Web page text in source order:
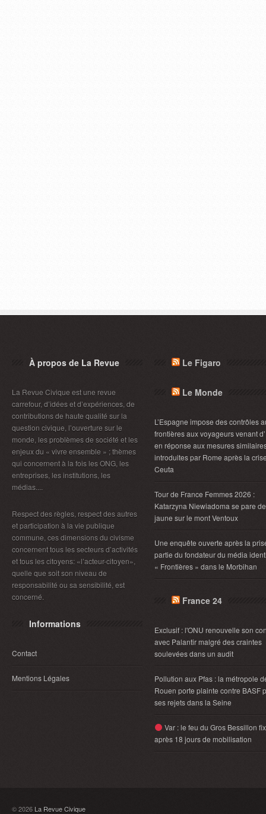
À propos de La Revue
La Revue Civique est une revue
carrefour, d’idées et d’expériences, de
contributions de haute qualité sur la
question civique, l’ouverture sur le
monde, les problèmes de société et les
enjeux du « vivre ensemble » ; thèmes
qui concernent à la fois les ONG, les
entreprises, les institutions, les
médias....
Respect des règles, respect des autres
et participation à la vie publique
commune, ces dimensions du civisme
concernent tous les secteurs d’activités
et tous les citoyens: «l’acteur-citoyen»,
quelle que soit son niveau de
responsabilité ou sa sensibilité, est
concerné.
Informations
Contact
Mentions Légales
Le Figaro
Le Monde
L’Espagne impose des contrôles
frontières aux voyageurs venant
en réponse aux mesures
introduites par Rome après la
Ceuta
Tour de France Femmes 2026 :
Katarzyna Niewiadoma se pare de
jaune sur le mont Ventoux
Une enquête ouverte après la
partie du fondateur du média
« Frontières » dans le Morbihan
France 24
Exclusif : l'ONU renouvelle son
avec Palantir malgré des craintes
soulevées dans un audit
Pollution aux Pfas : la métropole
Rouen porte plainte contre BASF
ses rejets dans la Seine
Var : le feu du Gros Bessillon
après 18 jours de mobilisation
© 2026 La Revue Civique